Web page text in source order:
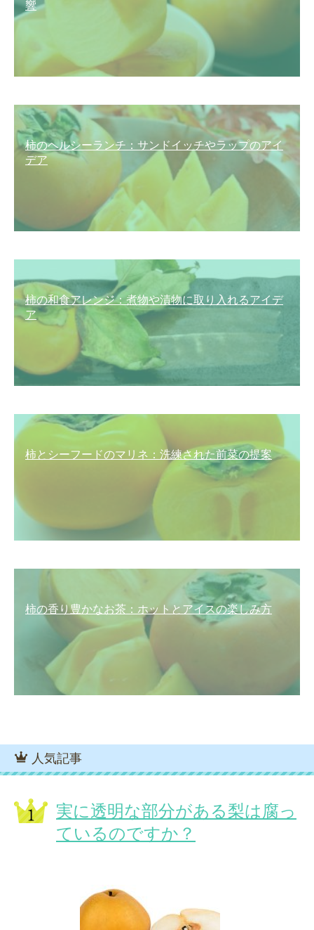
響
柿のヘルシーランチ：サンドイッチやラップのアイ
デア
柿の和食アレンジ：煮物や漬物に取り入れるアイデ
ア
柿とシーフードのマリネ：洗練された前菜の提案
柿の香り豊かなお茶：ホットとアイスの楽しみ方
人気記事
実に透明な部分がある梨は腐っ
ているのですか？